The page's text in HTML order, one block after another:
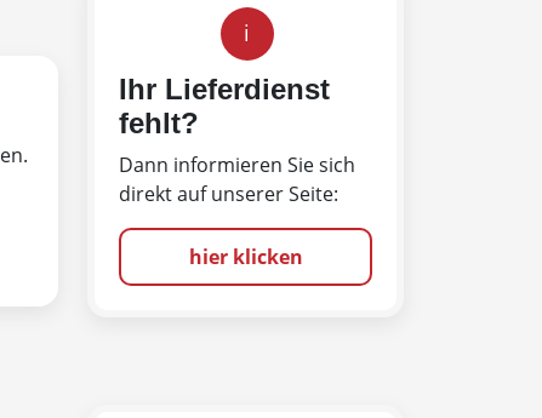
i
Ihr Lieferdienst
fehlt?
Dann informieren Sie sich
direkt auf unserer Seite:
hier klicken